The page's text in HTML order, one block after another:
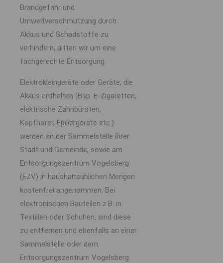
Brandgefahr und
Umweltverschmutzung durch
Akkus und Schadstoffe zu
verhindern, bitten wir um eine
fachgerechte Entsorgung.
Elektrokleingeräte oder Geräte, die
Akkus enthalten (Bsp. E-Zigaretten,
elektrische Zahnbürsten,
Kopfhörer, Epiliergeräte etc.)
werden an der Sammelstelle ihrer
Stadt und Gemeinde, sowie am
Entsorgungszentrum Vogelsberg
(EZV) in haushaltsüblichen Mengen
kostenfrei angenommen. Bei
elektronischen Bauteilen z.B. in
Textilien oder Schuhen, sind diese
zu entfernen und ebenfalls an einer
Sammelstelle oder dem
Entsorgungszentrum Vogelsberg